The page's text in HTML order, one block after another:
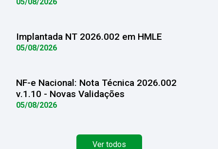
Implantada NT 2026.002 em HMLE
05/08/2026
NF-e Nacional: Nota Técnica 2026.002
v.1.10 - Novas Validações
05/08/2026
Ver todos